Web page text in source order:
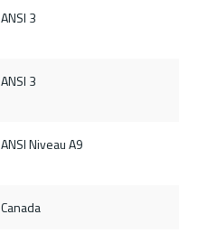
ANSI 3
ANSI 3
ANSI Niveau A9
Canada